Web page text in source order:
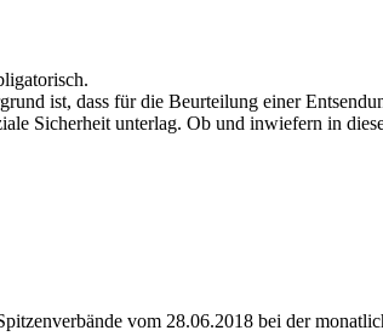
ist, dass für die Beurteilung einer
Sicherheit unterlag. Ob und inwiefern in
vom 28.06.2018 bei der